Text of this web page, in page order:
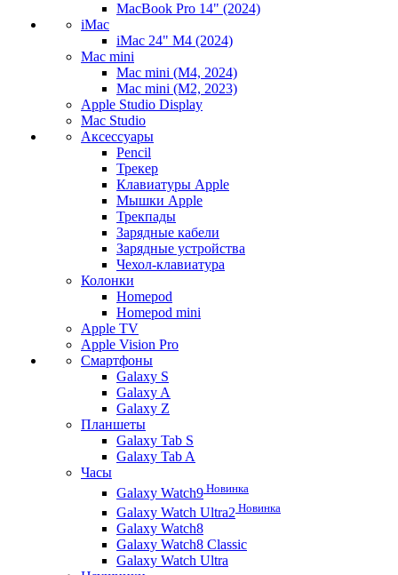
MacBook Pro 14" (2024)
iMac
iMac 24" M4 (2024)
Mac mini
Mac mini (M4, 2024)
Mac mini (M2, 2023)
Apple Studio Display
Mac Studio
Аксессуары
Pencil
Трекер
Клавиатуры Apple
Мышки Apple
Трекпады
Зарядные кабели
Зарядные устройства
Чехол-клавиатура
Колонки
Homepod
Homepod mini
Apple TV
Apple Vision Pro
Смартфоны
Galaxy S
Galaxy A
Galaxy Z
Планшеты
Galaxy Tab S
Galaxy Tab A
Часы
Galaxy Watch9 Новинка
Galaxy Watch Ultra2 Новинка
Galaxy Watch8
Galaxy Watch8 Classic
Galaxy Watch Ultra